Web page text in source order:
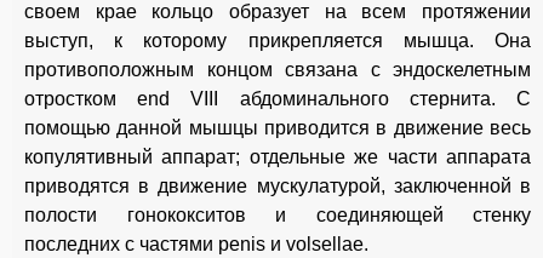
своем крае кольцо образует на всем протяжении
выступ, к которому прикрепляется мышца. Она
противоположным концом связана с эндоскелетным
отростком end VIII абдоминального стернита. С
помощью данной мышцы приводится в движение весь
копулятивный аппарат; отдельные же части аппарата
приводятся в движение мускулатурой, заключенной в
полости гонококситов и соединяющей стенку
последних с частями penis и volsellae.